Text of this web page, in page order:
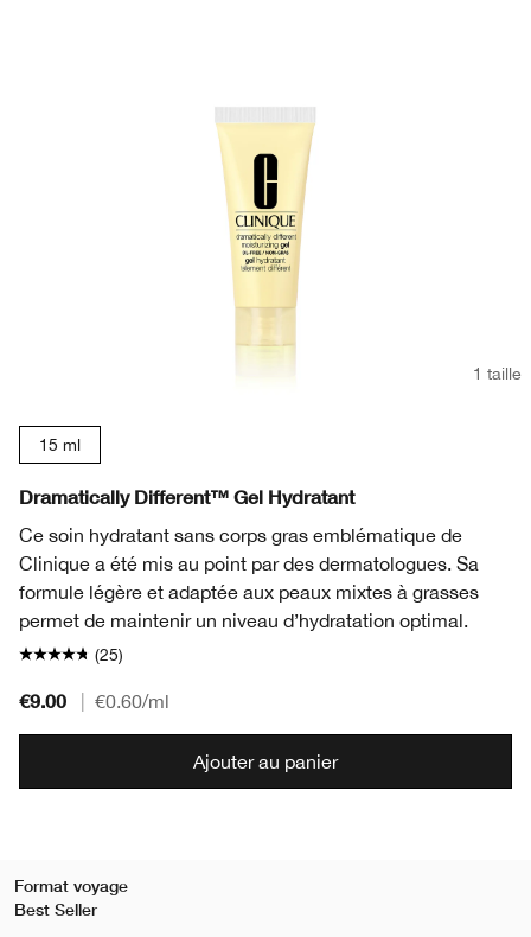
1 taille
15 ml
Dramatically Different™ Gel Hydratant
Ce soin hydratant sans corps gras emblématique de
Clinique a été mis au point par des dermatologues. Sa
formule légère et adaptée aux peaux mixtes à grasses
permet de maintenir un niveau d’hydratation optimal.
(25)
€9.00 €0.60/ml
Ajouter au panier
Format voyage
Best Seller